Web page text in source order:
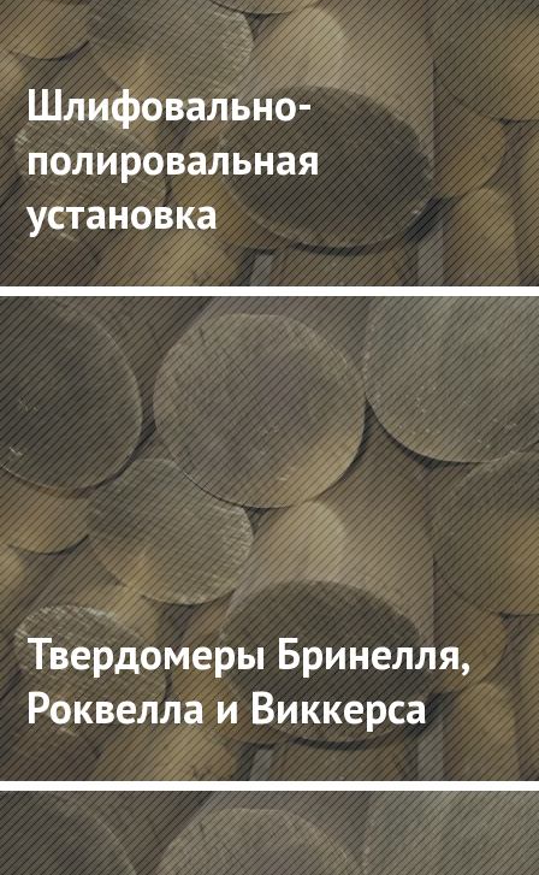
Шлифовально-
полировальная
установка
Твердомеры Бринелля,
Роквелла и Виккерса